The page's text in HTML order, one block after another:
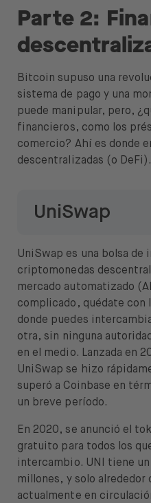
Parte 2:
Bitcoin supuso una
sistema de pago y una
puede manipular, pero,
financieros, como los
comercio? Ahí es donde
descentralizadas (o DeFi).
UniSwap
UniSwap es una bolsa de
criptomonedas
mercado automatizado
complicado, quédate con
donde puedes
otra, sin ninguna
en el medio. Lanzada en
UniSwap se hizo
superó a Coinbase en
un breve período.
En 2020, se anunció el
gratuito para todos los
intercambio. UNI tiene
millones, y solo alrededor
actualmente en